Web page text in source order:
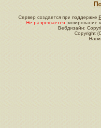
Сервер создается при поддержке
Не разрешается копирование
Вебдизайн:
Copyright